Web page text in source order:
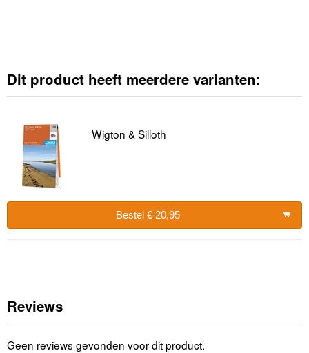
Dit product heeft meerdere varianten:
Wigton & Silloth
Bestel € 20,95
Reviews
Geen reviews gevonden voor dit product.